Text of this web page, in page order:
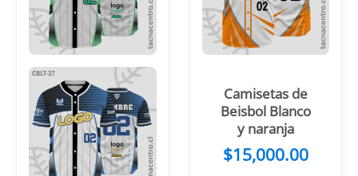
Camisetas de
Beisbol Blanco
y naranja
$15,000.00